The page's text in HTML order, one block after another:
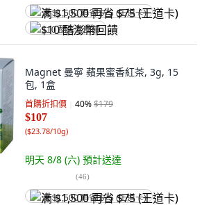
满 $1,500 再省 $75 (王道卡)
$10 酷澎幣回饋
Magnet 曼寧 蘋果蜜香紅茶, 3g, 15
包, 1盒
首購折扣價 40%$179
$107
($23.78/10g)
明天 8/8 (六) 預計送達
(46)
满 $1,500 再省 $75 (王道卡)